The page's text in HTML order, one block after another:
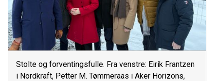
Stolte og forventingsfulle. Fra venstre: Eirik Frantzen
i Nordkraft, Petter M. Tømmeraas i Aker Horizons,